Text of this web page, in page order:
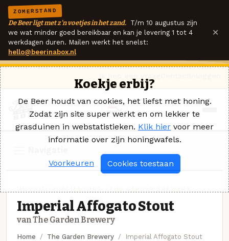
ZOMERSTAND
De Beer ligt met z'n voetjes in het zand. T/m 10 augustus zijn
we wat minder goed bereikbaar en kan je levering 1 tot 4
werkdagen duren. Mailen werkt het snelst:
hello@beerinabox.nl
×
Imperial Affogato Stout
van The Garden Brewery
Home The Garden Brewery Imperial Affogato Stout
Koekje erbij?
De Beer houdt van cookies, het liefst met honing.
Zodat zijn site super werkt en om lekker te
grasduinen in webstatistieken. Klik hier voor meer
informatie over zijn honingwafels.
Voorkeuren Cookies toestaan